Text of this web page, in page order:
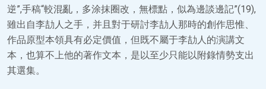
逆”,手稿“較混亂，多涂抹圈改，無標點，似為邊談邊記”(19),
雖出自李劼人之手，并且對于研討李劼人那時的創作思惟、
作品原型本領具有必定價值，但既不屬于李劼人的演講文
本，也算不上他的著作文本，是以至少只能以附錄情勢支出
其選集。